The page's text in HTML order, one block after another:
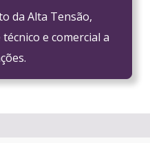
da Alta Tensão,
e comercial a